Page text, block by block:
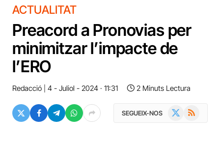
ACTUALITAT
Preacord a Pronovias per
minimitzar l’impacte de
l’ERO
Redacció 4 - Juliol - 2024 · 11:31 2 Minuts Lectura
SEGUEIX-NOS RSS